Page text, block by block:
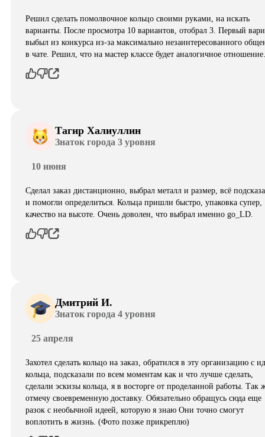
Решил сделать помолвочное кольцо своими руками, на искать
варианты. После просмотра 10 вариантов, отобрал 3. Первый
выбыл из конкурса из-за максимально незаинтересованного
в чате. Решил, что на мастер классе будет аналогичное
Тагир Халиуллин
Знаток города 3 уровня
10 июня
Сделал заказ дистанционно, выбрал металл и размер, всё
и помогли определиться. Кольца пришли быстро, упаковка супер,
качество на высоте. Очень доволен, что выбрал именно go_LD.
Дмитрий И.
Знаток города 4 уровня
25 апреля
Захотел сделать кольцо на заказ, обратился в эту организацию с
кольца, подсказали по всем моментам как и что лучше сделать,
сделали эскизы кольца, я в восторге от проделанной работы. Так
отмечу своевременную доставку. Обязательно обращусь сюда еще
разок с необычной идеей, которую я знаю Они точно смогут
воплотить в жизнь. (Фото позже прикреплю)